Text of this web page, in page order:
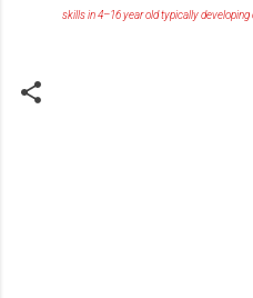
skills in 4–16 year old typically